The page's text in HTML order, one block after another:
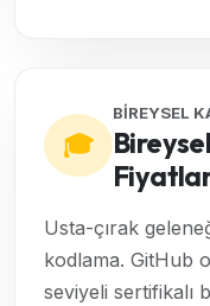
🎓
BİREYSEL
Usta-çırak
kodlama. GitHub
seviyeli sertifikalı